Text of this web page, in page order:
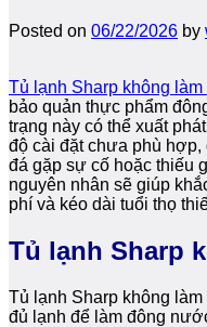
Posted on 06/22/2026 by
Tủ lạnh Sharp không làm
bảo quản thực phẩm
trạng này có thể xuất
độ cài đặt chưa phù hợp,
đá gặp sự cố hoặc thiếu
nguyên nhân sẽ giúp
phí và kéo dài tuổi thọ
Tủ lạnh Sharp
Tủ lạnh Sharp không
đủ lạnh để làm đông